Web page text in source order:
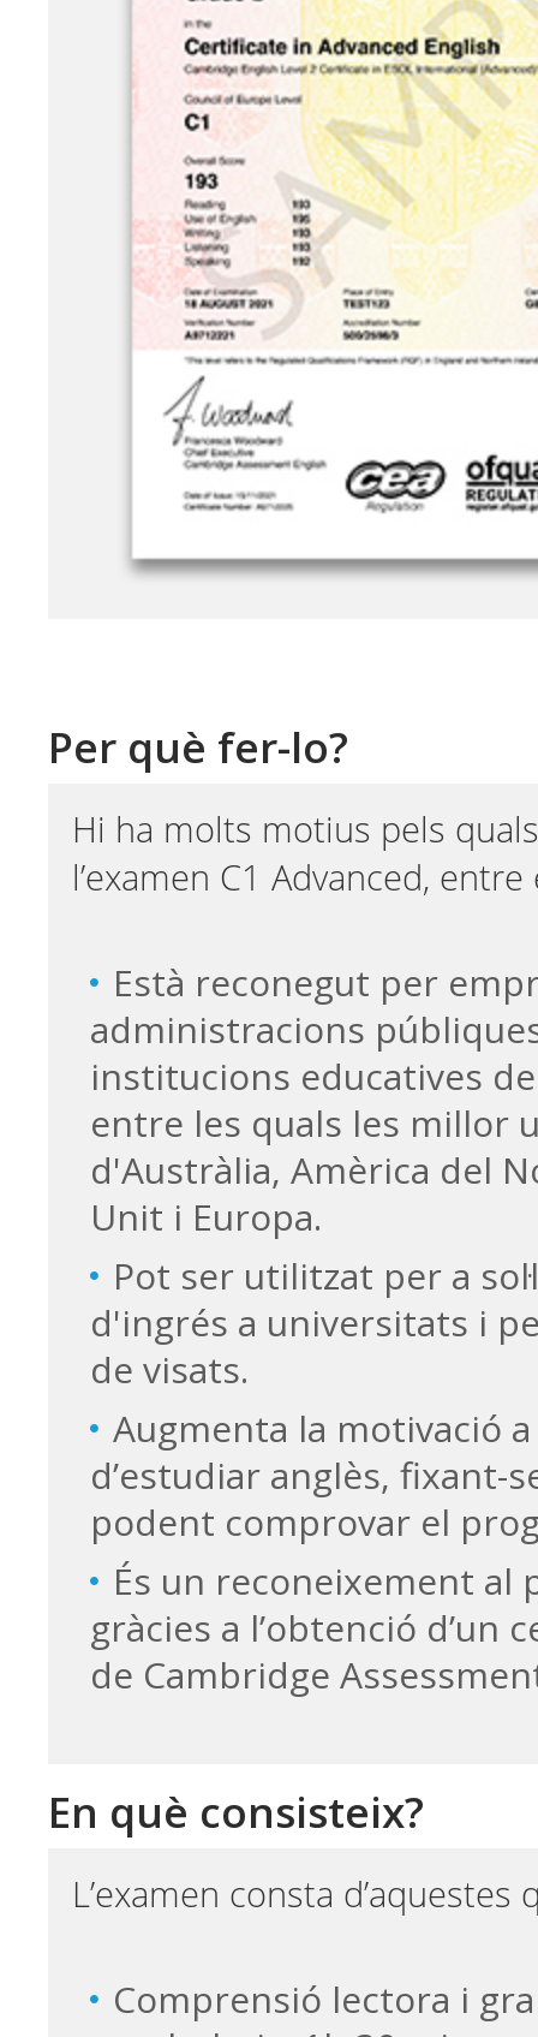
Per què fer-lo?
Hi ha molts motius pels
l’examen C1 Advanced, entre
Està reconegut per
administracions
institucions educatives
entre les quals les millor
d'Austràlia, Amèrica del
Unit i Europa.
Pot ser utilitzat per a
d'ingrés a universitats i
de visats.
Augmenta la motivació a
d’estudiar anglès, fixant-
podent comprovar el
És un reconeixement al
gràcies a l’obtenció d’un
de Cambridge
En què consisteix?
L’examen consta d’aquestes
Comprensió lectora i